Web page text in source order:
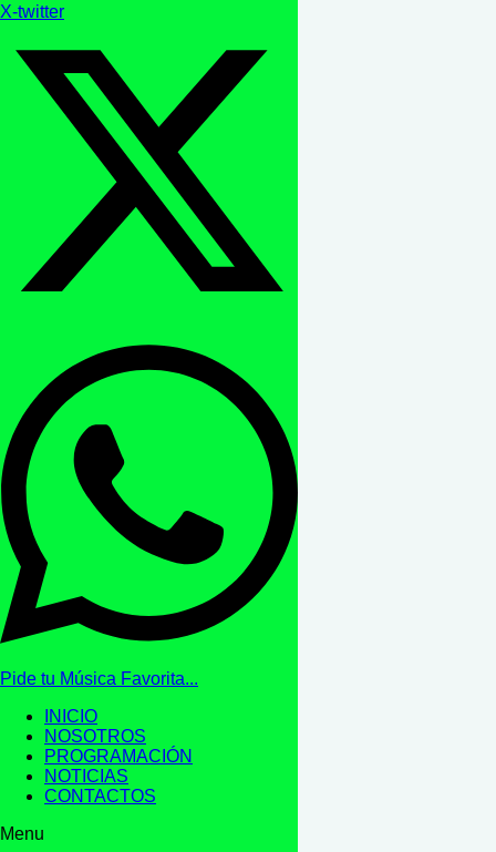
X-twitter
Pide tu Música Favorita...
INICIO
NOSOTROS
PROGRAMACIÓN
NOTICIAS
CONTACTOS
Menu